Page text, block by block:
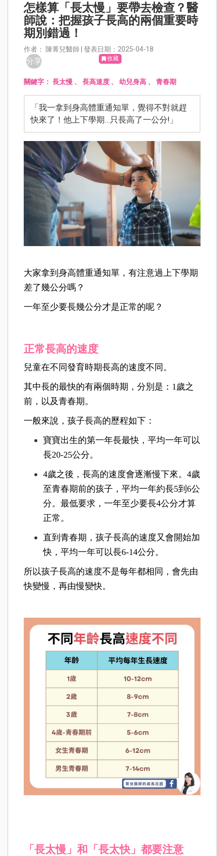
怎樣算「長太慢」要帶去檢查？醫
師說：把握孩子長高的兩個重要時
期別錯過！
作者： 陳菁兒醫師 | 發表日期：2025-04-18
分享 收藏
關鍵字：長太慢 、長高速度 、幼兒身高 、青春期
「我一拿到身高體重通知單，覺得不對就趕
快來了！他上下學期…只長高了一公分!」
大家拿到身高體重通知單，有注意過上下學期
差了幾公分嗎？
一年至少要長幾公分才是正常的呢？
正常長高的速度
兒童在不同發育時期長高的速度不同。
其中長的最快的有兩個時期，分別是：1歲之
前，以及青春期。
一般來說，孩子長高的歷程如下：
寶寶出生的第一年長最快，平均一年可以
長20-25公分。
4歲之後，長高的速度會逐漸慢下來。4歲
至青春期前的孩子，平均一年約長5到6公
分。最低要求，一年至少要長4公分才算
正常。
直到青春期，孩子長高的速度又會開始加
快，平均一年可以長6-14公分。
所以孩子長高的速度不是每年都相同，會先由
快變慢，再由慢變快。
「長太慢」和「長太快」都要注意